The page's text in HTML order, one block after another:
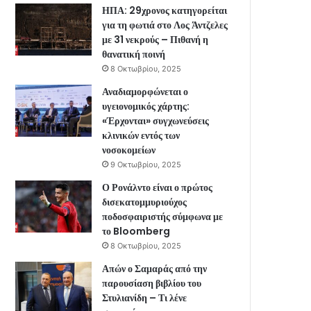
ΗΠΑ: 29χρονος κατηγορείται
για τη φωτιά στο Λος Άντζελες
με 31 νεκρούς – Πιθανή η
θανατική ποινή
8 Οκτωβρίου, 2025
Αναδιαμορφώνεται ο
υγειονομικός χάρτης:
«Έρχονται» συγχωνεύσεις
κλινικών εντός των
νοσοκομείων
9 Οκτωβρίου, 2025
Ο Ρονάλντο είναι ο πρώτος
δισεκατομμυριούχος
ποδοσφαιριστής σύμφωνα με
το Bloomberg
8 Οκτωβρίου, 2025
Απών ο Σαμαράς από την
παρουσίαση βιβλίου του
Στυλιανίδη – Τι λένε